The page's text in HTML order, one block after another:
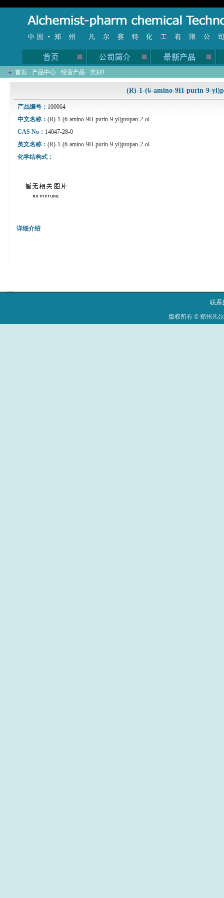
首页 - 产品中心 - 经营产品 - 类别1
(R)-1-(6-amino-9H-purin-9-
产品编号： 100064
中文名称： (R)-1-(6-amino-9H-purin-9-yl)propan-2-ol
CAS No： 14047-28-0
英文名称： (R)-1-(6-amino-9H-purin-9-yl)propan-2-ol
化学结构式：
详细介绍
联系
版权所有 © 郑州凡